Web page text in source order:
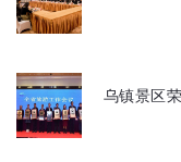
乌镇景区